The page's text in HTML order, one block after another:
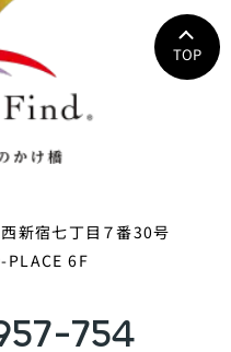
TOP
新宿七丁目７番30号
PLACE 6F
754